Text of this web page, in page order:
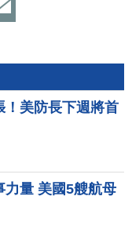
！美防長下週將首
力量 美國5艘航母